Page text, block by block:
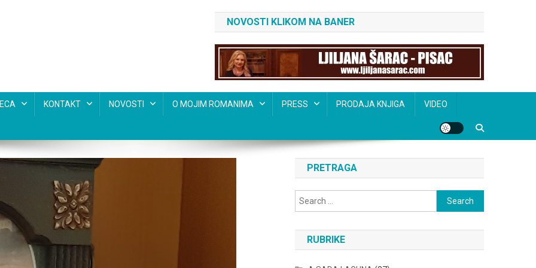
NOVOSTI KLIKOM NA BANER
KONTAKT NOVOSTI O MOJIM ROMANIMA PRESS PRODAJA KNJIGA VIDEO
PRETRAGA
Search
for:
RUBRIKE